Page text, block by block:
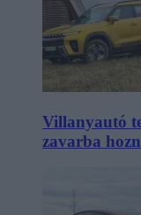
Villanyautó
zavarba